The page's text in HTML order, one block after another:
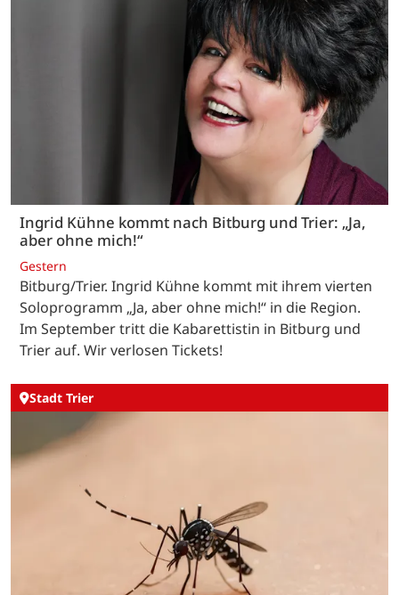
Ingrid Kühne kommt nach Bitburg und Trier: „Ja,
aber ohne mich!“
Gestern
Bitburg/Trier. Ingrid Kühne kommt mit ihrem vierten
Soloprogramm „Ja, aber ohne mich!“ in die Region.
Im September tritt die Kabarettistin in Bitburg und
Trier auf. Wir verlosen Tickets!
Stadt Trier